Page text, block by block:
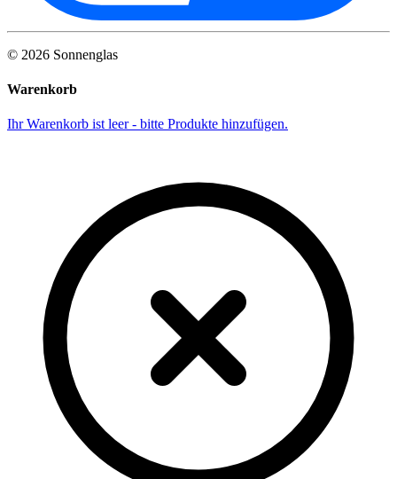
© 2026 Sonnenglas
Warenkorb
Ihr Warenkorb ist leer - bitte Produkte hinzufügen.